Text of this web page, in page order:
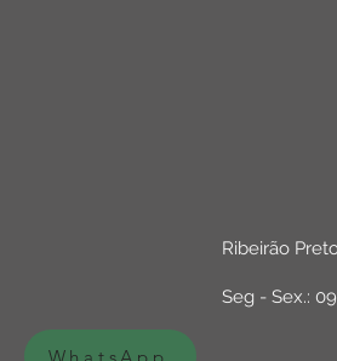
Ribeirão
Seg - Sex.: